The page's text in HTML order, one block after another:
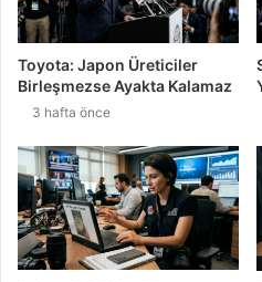
Toyota: Japon Üreticiler
Birleşmezse Ayakta Kalamaz
3 hafta önce